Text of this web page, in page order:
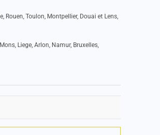
Rouen, Toulon, Montpellier, Douai et Lens,
Liege, Arlon, Namur, Bruxelles,